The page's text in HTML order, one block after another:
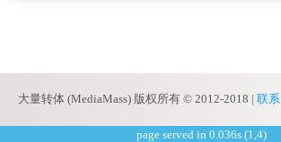
大量转体 (MediaMass) 版权所有 © 2012-2018 | 联系
page served in 0.036s (1,4)